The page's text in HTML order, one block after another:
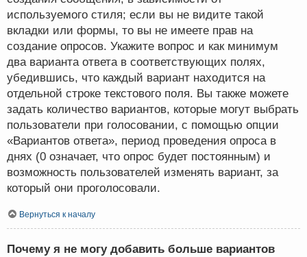
используемого стиля; если вы не видите такой
вкладки или формы, то вы не имеете прав на
создание опросов. Укажите вопрос и как минимум
два варианта ответа в соответствующих полях,
убедившись, что каждый вариант находится на
отдельной строке текстового поля. Вы также можете
задать количество вариантов, которые могут выбрать
пользователи при голосовании, с помощью опции
«Вариантов ответа», период проведения опроса в
днях (0 означает, что опрос будет постоянным) и
возможность пользователей изменять вариант, за
который они проголосовали.
Вернуться к началу
Почему я не могу добавить больше вариантов